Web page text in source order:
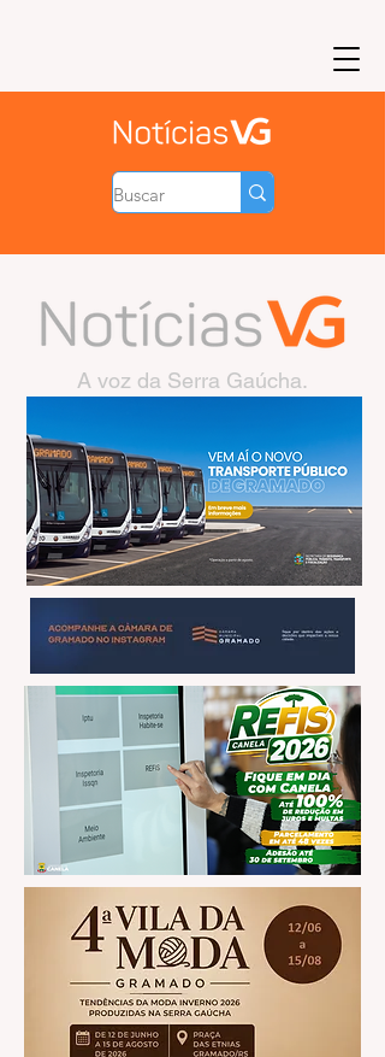
A voz da Serra Gaúcha.